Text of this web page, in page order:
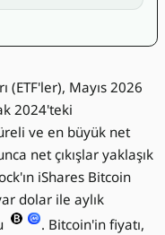
(ETF'ler), Mayıs 2026
2024'teki
ve en büyük net
net çıkışlar yaklaşık
iShares Bitcoin
dolar ile aylık
. Bitcoin'in fiyatı,